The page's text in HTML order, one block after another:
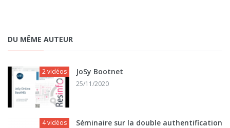
DU MÊME AUTEUR
2 vidéos JoSy Bootnet
25/11/2020
4 vidéos Séminaire sur la double authentification